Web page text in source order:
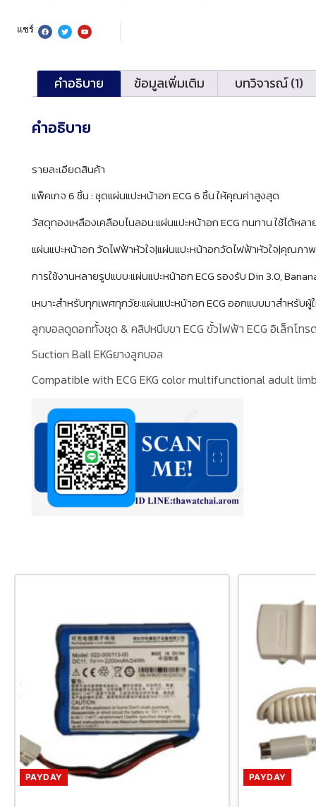
แชร์ :
คำอธิบาย ข้อมูลเพิ่มเติม บทวิจารณ์ (1)
คำอธิบาย
รายละเอียดสินค้า
แพ็คเกจ 6 ชิ้น : ชุดแผ่นแปะหน้าอก ECG 6 ชิ้น ให้คุณค่าสูงสุด
วัสดุทองเหลืองเคลือบไนลอน:แผ่นแปะหน้าอก ECG ทนทาน ใช้ได้หล
แผ่นแปะหน้าอก วัดไฟฟ้าหัวใจ|แผ่นแปะหน้าอกวัดไฟฟ้าหัวใจ|คุณภา
การใช้งานหลายรูปแบบ:แผ่นแปะหน้าอก ECG รองรับ Din 3.0,
เหมาะสําหรับทุกเพศทุกวัย:แผ่นแปะหน้าอก ECG ออกแบบมาสําหรับผู้
ลูกบอลดูดอกทั้งชุด & คลิปหนีบขา ECG ขั้วไฟฟ้า ECG อิเล็กโท
Suction Ball EKGยางลูกบอล
Compatible with ECG EKG color multifunctional adult
PAYDAY PAYDAY